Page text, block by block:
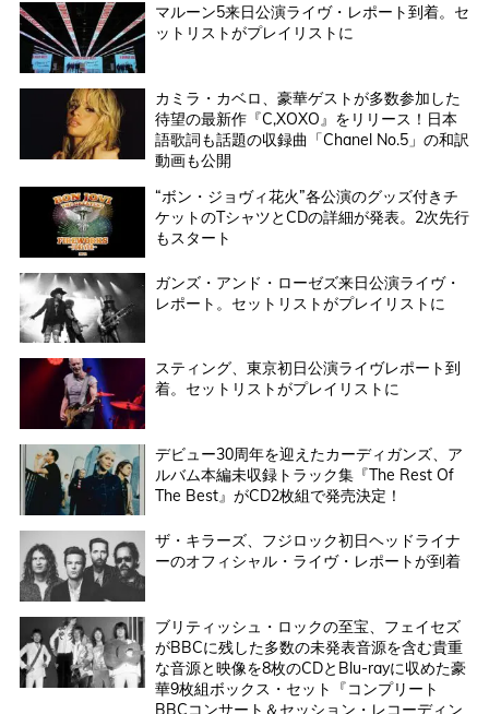
マルーン5来日公演ライヴ・レポート到着。セ
ットリストがプレイリストに
カミラ・カベロ、豪華ゲストが多数参加した
待望の最新作『C,XOXO』をリリース！日本
語歌詞も話題の収録曲「Chanel No.5」の和訳
動画も公開
“ボン・ジョヴィ花火”各公演のグッズ付きチ
ケットのTシャツとCDの詳細が発表。2次先行
もスタート
ガンズ・アンド・ローゼズ来日公演ライヴ・
レポート。セットリストがプレイリストに
スティング、東京初日公演ライヴレポート到
着。セットリストがプレイリストに
デビュー30周年を迎えたカーディガンズ、ア
ルバム本編未収録トラック集『The Rest Of
The Best』がCD2枚組で発売決定！
ザ・キラーズ、フジロック初日ヘッドライナ
ーのオフィシャル・ライヴ・レポートが到着
ブリティッシュ・ロックの至宝、フェイセズ
がBBCに残した多数の未発表音源を含む貴重
な音源と映像を8枚のCDとBlu-rayに収めた豪
華9枚組ボックス・セット『コンプリート
BBCコンサート＆セッション・レコーディン